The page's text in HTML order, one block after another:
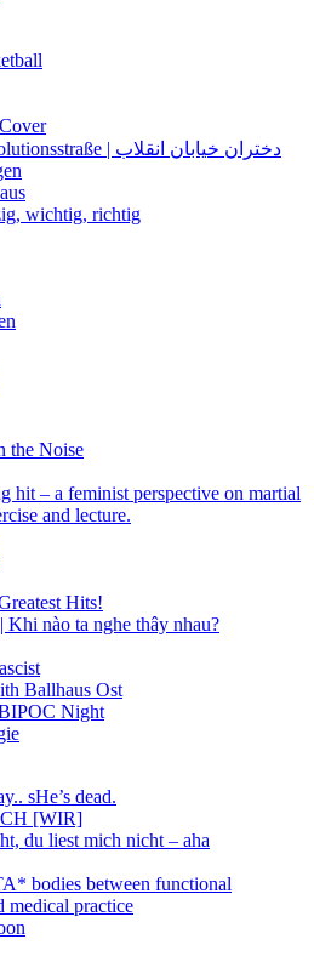
Frauen der Revolutionsstraße | دختران خیابان انقلاب
wichtig, richtig
the Noise
hit – a feminist perspective on martial
and lecture.
Hits!
Khi nào ta nghe thây nhau?
Ballhaus Ost
Night
sHe’s dead.
[WIR]
du liest mich nicht – aha
bodies between functional
medical practice